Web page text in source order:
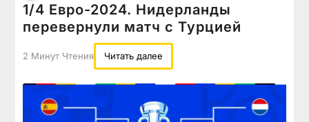
1/4 Евро-2024. Нидерланды
перевернули матч с Турцией
2 Минут Чтения Читать далее